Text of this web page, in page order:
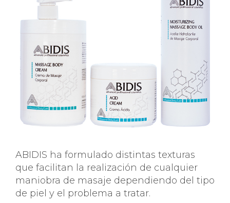
ABIDIS ha formulado distintas texturas
que facilitan la realización de cualquier
maniobra de masaje dependiendo del tipo
de piel y el problema a tratar.